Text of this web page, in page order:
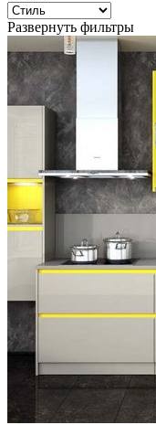
Развернуть фильтры